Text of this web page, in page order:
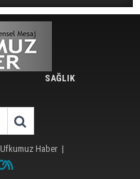
SAĞLIK
Ufkumuz Haber |